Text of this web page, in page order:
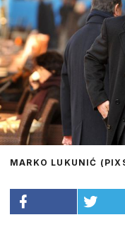
MARKO LUKUNIĆ